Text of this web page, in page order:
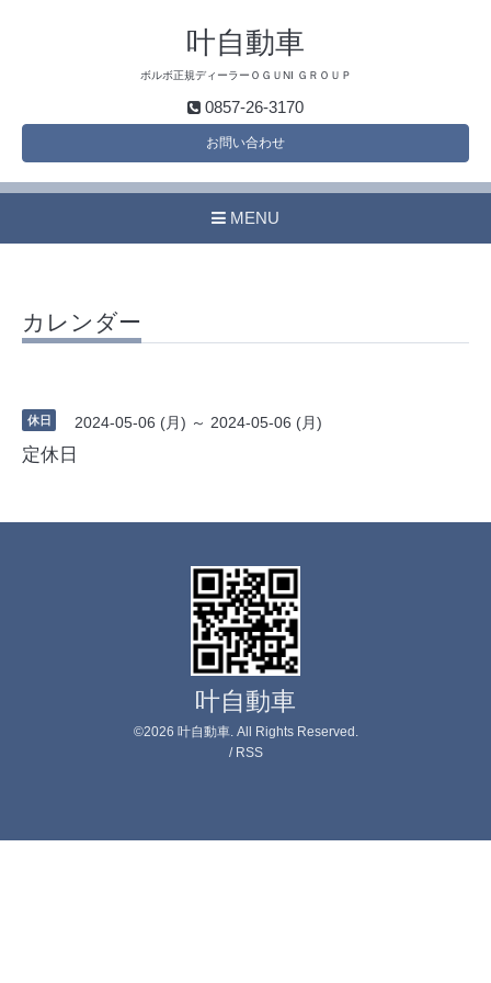
叶自動車
ボルボ正規ディーラーＯＧＵNI ＧＲＯＵＰ
0857-26-3170
お問い合わせ
MENU
カレンダー
休日 2024-05-06 (月) ～ 2024-05-06 (月)
定休日
叶自動車
©2026 叶自動車. All Rights Reserved.
/ RSS